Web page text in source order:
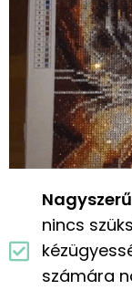
nincs
számára